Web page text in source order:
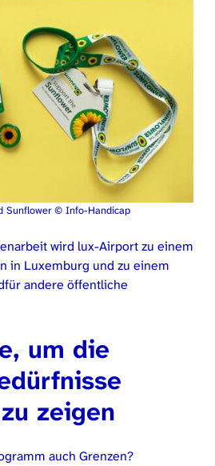
Sunflower © Info-Handicap
wird lux-Airport zu einem
in Luxemburg und zu einem
andere öffentliche
um die
zeigen
auch Grenzen?